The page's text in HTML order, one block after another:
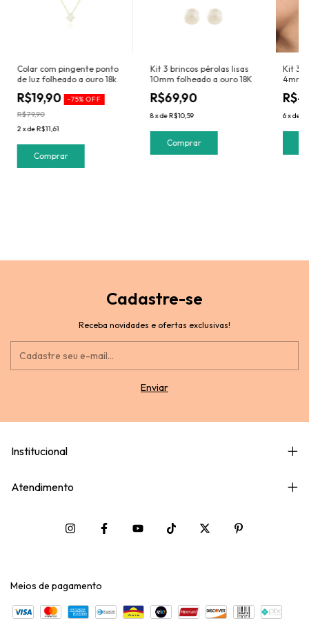
Colar com pingente ponto
de luz folheado a ouro 18k
R$19,90 -75%OFF
R$79,90
2 xdeR$11,61
Kit 3 brincos pérolas lisas
10mm folheado a ouro 18K
R$69,90
8xdeR$10,59
Kit 3
4mm
6xde
Cadastre-se
Receba novidades e ofertas exclusivas!
Institucional
Atendimento
Meios de pagamento